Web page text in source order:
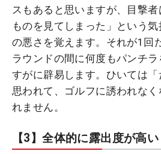
スもあると思いますが、目撃
ものを見てしまった」という
の悪さを覚えます。それが1回
ラウンドの間に何度もパンチ
すがに辟易します。ひいては
思われて、ゴルフに誘われな
れません。
【3】全体的に露出度が高い